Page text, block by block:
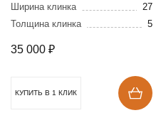
Ширина клинка
27
Толщина клинка
5
35 000 ₽
КУПИТЬ В 1 КЛИК